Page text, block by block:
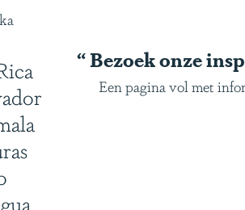
“Bezoek onze
Een pagina vol met